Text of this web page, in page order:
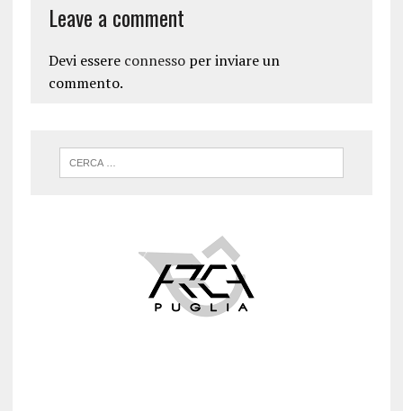
Leave a comment
Devi essere connessoper inviare un
commento.